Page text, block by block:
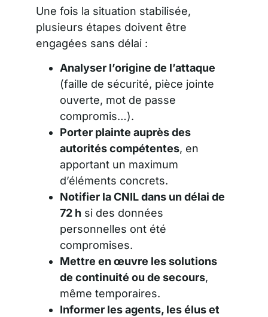
Une fois la situation stabilisée,
plusieurs étapes doivent être
engagées sans délai :
Analyser l’origine de l’attaque
(faille de sécurité, pièce jointe
ouverte, mot de passe
compromis…).
Porter plainte auprès des
autorités compétentes, en
apportant un maximum
d’éléments concrets.
Notifier la CNIL dans un délai de
72 h si des données
personnelles ont été
compromises.
Mettre en œuvre les solutions
de continuité ou de secours,
même temporaires.
Informer les agents, les élus et